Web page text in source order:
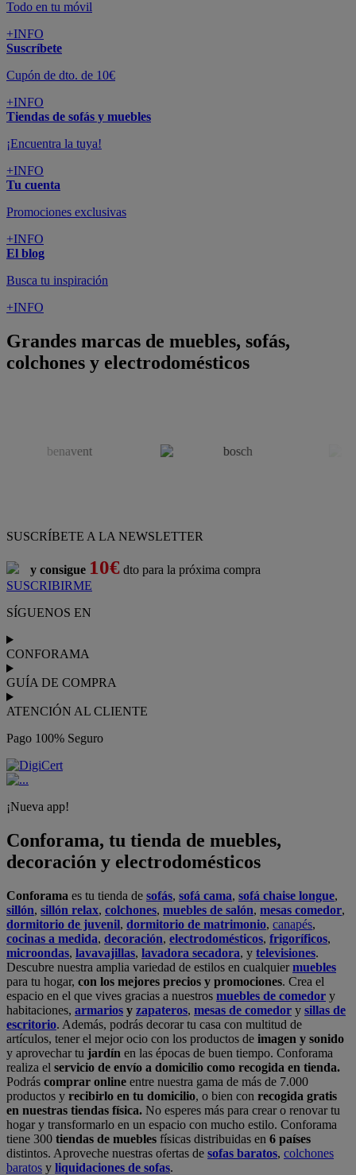
Todo en tu móvil
+INFO
Suscríbete
Cupón de dto. de 10€
+INFO
Tiendas de sofás y muebles
¡Encuentra la tuya!
+INFO
Tu cuenta
Promociones exclusivas
+INFO
El blog
Busca tu inspiración
+INFO
Grandes marcas de muebles, sofás,
colchones y electrodomésticos
SUSCRÍBETE A LA NEWSLETTER
y consigue 10€ dto para la próxima compra
SUSCRIBIRME
SÍGUENOS EN
CONFORAMA
GUÍA DE COMPRA
ATENCIÓN AL CLIENTE
Pago 100% Seguro
¡Nueva app!
Conforama, tu tienda de muebles,
decoración y electrodomésticos
Conforama es tu tienda de sofás, sofá cama, sofá chaise longue,
sillón, sillón relax, colchones, muebles de salón, mesas comedor,
dormitorio de juvenil, dormitorio de matrimonio, canapés,
cocinas a medida, decoración, electrodomésticos, frigoríficos,
microondas, lavavajillas, lavadora secadora, y televisiones.
Descubre nuestra amplia variedad de estilos en cualquiermuebles
para tu hogar, con los mejores precios y promociones. Crea el
espacio en el que vives gracias a nuestros muebles de comedor y
habitaciones, armarios y zapateros, mesas de comedor y sillas de
escritorio. Además, podrás decorar tu casa con multitud de
artículos, tener el mejor ocio con los productos de imagen y sonido
y aprovechar tu jardín en las épocas de buen tiempo. Conforama
realiza el servicio de envío a domicilio como recogida en tienda.
Podrás comprar online entre nuestra gama de más de 7.000
productos y recibirlo en tu domicilio, o bien con recogida gratis
en nuestras tiendas física. No esperes más para crear o renovar tu
hogar y transformarlo en un espacio con mucho estilo. Conforama
tiene 300 tiendas de muebles físicas distribuidas en 6 países
distintos. Aproveche nuestras ofertas de sofas baratos, colchones
baratos y liquidaciones de sofas.